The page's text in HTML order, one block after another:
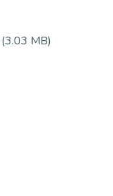
(3.03 MB)